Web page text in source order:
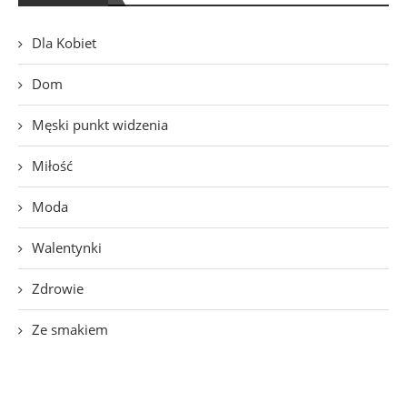
Dla Kobiet
Dom
Męski punkt widzenia
Miłość
Moda
Walentynki
Zdrowie
Ze smakiem